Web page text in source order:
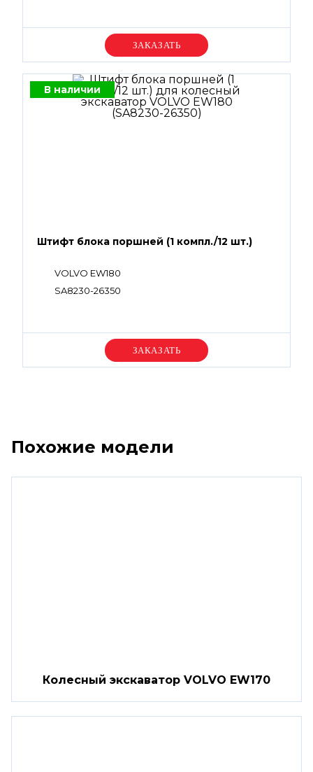
Уточняйте цену
В наличии
Штифт блока поршней (1 компл./12 шт.)
VOLVO EW180
SA8230-26350
Уточняйте цену
Похожие модели
Колесный экскаватор VOLVO EW170